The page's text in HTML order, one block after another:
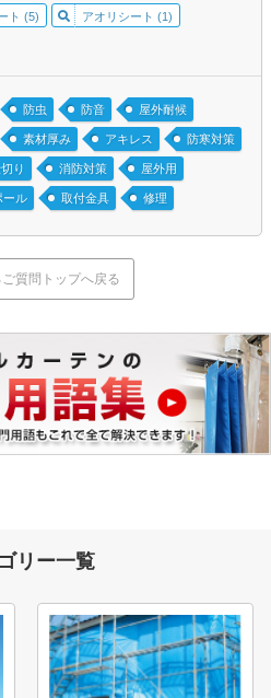
ト (5) アオリシート (1)
防虫 防音 屋外耐候
素材厚み アキレス 防寒対策
り 消防対策 屋外用
ール 取付金具 修理
ご質問トップへ戻る
リー一覧